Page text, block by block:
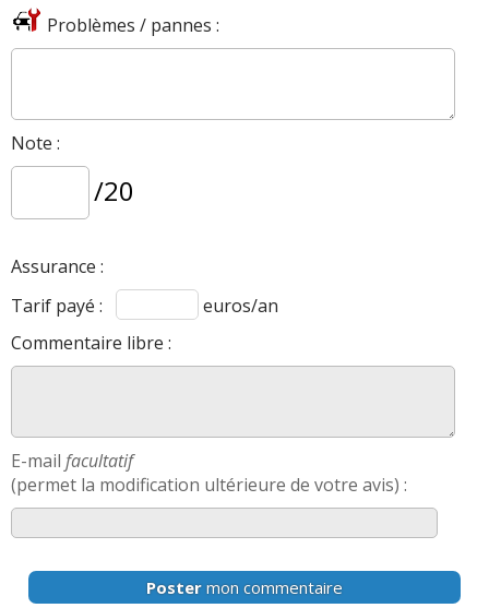
Problèmes / pannes :
Note :
/20
Assurance :
Tarif payé :
euros/an
Commentaire libre :
E-mail facultatif
(permet la modification ultérieure de votre avis) :
Poster mon commentaire